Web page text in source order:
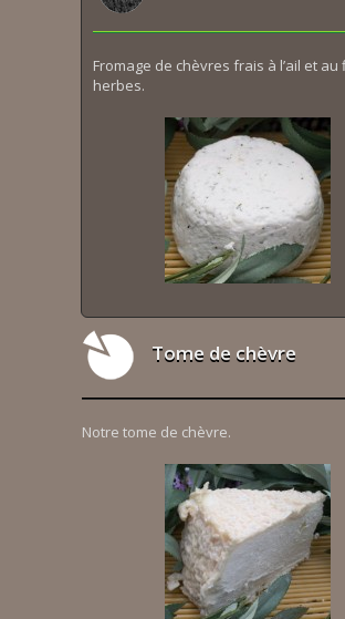
Fromage de chèvres frais à l’ail et au
herbes.
Tome de chèvre
Notre tome de chèvre.